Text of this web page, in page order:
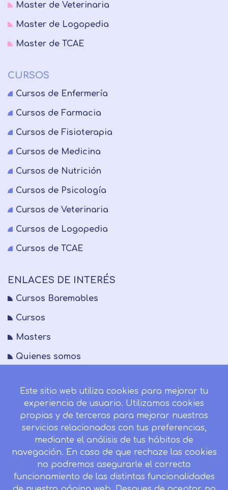
Master de Veterinaria
Master de Logopedia
Master de TCAE
CURSOS
Cursos de Enfermería
Cursos de Farmacia
Cursos de Fisioterapia
Cursos de Medicina
Cursos de Nutrición
Cursos de Psicología
Cursos de Veterinaria
Cursos de Logopedia
Cursos de TCAE
ENLACES DE INTERÉS
Cursos Baremables
Cursos
Masters
Quienes somos
Blog
Mapa del sitio
Desistir contrato aquí
CONTACTO
Este sitio web utiliza cookies para mejorar tu
experiencia de usuario. Utilizamos cookies
propias y de terceros para mejorar nuestros
servicios relacionados con tus preferencias,
mediante el análisis de tus hábitos de
navegación. En caso de que rechaze las cookies
no podremos asegurarle el correcto
funcionamiento de las distintas funcionalidades